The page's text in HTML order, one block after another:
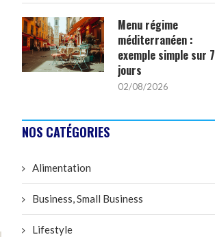
Menu régime
méditerranéen :
exemple simple sur 7
jours
02/08/2026
NOS CATÉGORIES
Alimentation
Business, Small Business
Lifestyle